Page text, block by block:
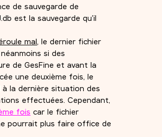
de sauvegarde de
est la sauvegarde qu'il
mal, le dernier fichier
si des
de GesFine et avant la
une deuxième fois, le
la dernière situation des
effectuées. Cependant,
fois car le fichier
pourrait plus faire office de